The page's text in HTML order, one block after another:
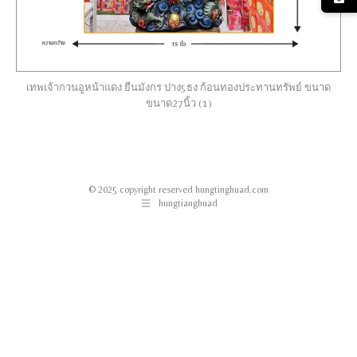
เทพเจ้ากวนอูหน้าแดง ยืนมังกร ปาง5ธง ก้อนทองประทานทรัพย์ ขนาด
ขนาด27นิ้ว (1)
© 2025 copyright reserved hungtinghuad.com
hungtianghuad